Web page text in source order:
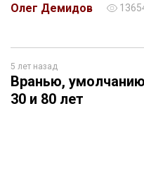
Олег Демидов
5 лет назад
Вранью,
30 и 80 лет